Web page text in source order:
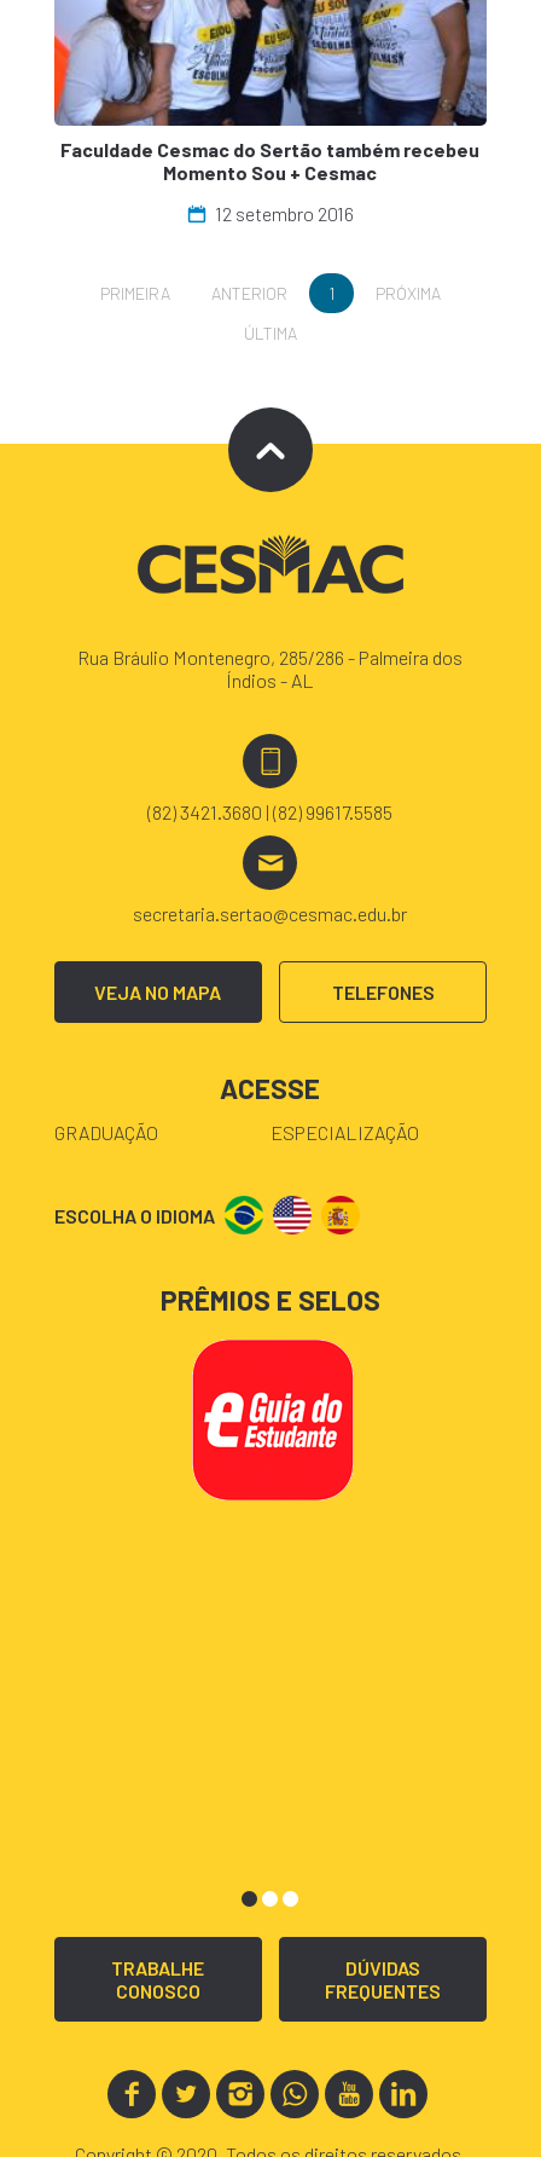
Faculdade Cesmac do Sertão também recebeu
Momento Sou + Cesmac
12 setembro 2016
PRIMEIRA ANTERIOR 1
PRÓXIMA
ÚLTIMA
Rua Bráulio Montenegro, 285/286 - Palmeira dos
Índios - AL
(82) 3421.3680 | (82) 99617.5585
secretaria.sertao@cesmac.edu.br
VEJA NO MAPA TELEFONES
ACESSE
GRADUAÇÃO ESPECIALIZAÇÃO
ESCOLHA O IDIOMA
PRÊMIOS E SELOS
TRABALHE
CONOSCO
DÚVIDAS
FREQUENTES